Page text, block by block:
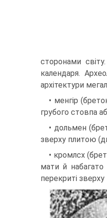
сторонами
календа­ря.
архітектури
• менгір
грубого стовпа
• дольмен
зверху плитою
• кромлсх
мати й
перекриті